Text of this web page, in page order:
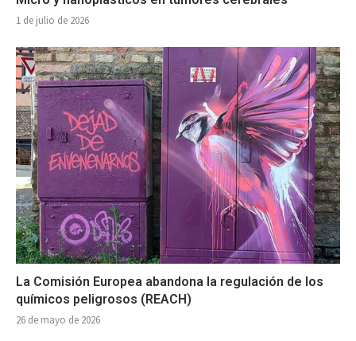
1 de julio de 2026
La Comisión Europea abandona la regulación de los
químicos peligrosos (REACH)
26 de mayo de 2026